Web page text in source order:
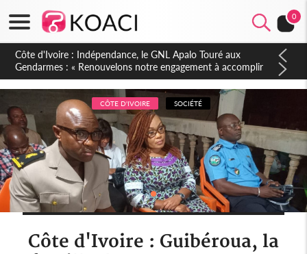
0
Sierra Leone : Un projet de réforme constitutionnelle en
gestation, points clés des amendements, un exclu d'avance
CÔTE D'IVOIRE SOCIÉTÉ
Côte d'Ivoire : Guibéroua, la